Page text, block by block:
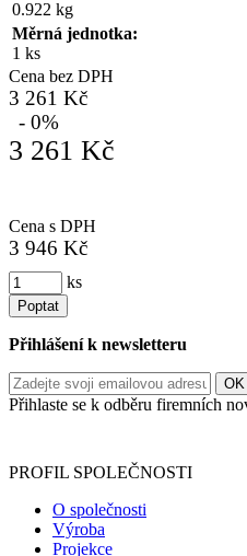
0.922 kg
Měrná jednotka:
1 ks
Cena bez DPH
3 261 Kč
- 0%
3 261 Kč
Cena s DPH
3 946 Kč
ks
Poptat
Přihlášení k newsletteru
Přihlaste se k odběru firemních
PROFIL SPOLEČNOSTI
O společnosti
Výroba
Projekce